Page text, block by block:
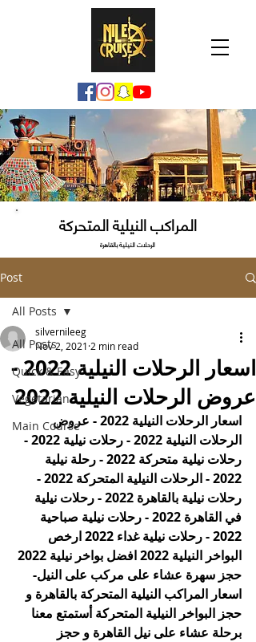
المراكب النيلية المتحركة
الرحلات النيلية بالقاهرة
Post
All Posts
Quick & Easy
Vegetarian
Main Course
All Posts
اسعار الرحلات النيلية 2022 -
عروض الرحلات النيلية 2022
silvernileeg
Nov 2, 2021 2 min read
اسعار الرحلات النيلية 2022 - عروض
الرحلات النيلية 2022 - رحلات نيلية 2022 -
رحلات نيلية متحركة 2022 - رحلة نيلية
2022 - الرحلات النيلية المتحركة 2022 -
رحلات نيلية بالقاهرة 2022 - رحلات نيلية
في القاهرة 2022 - رحلات نيلية صباحية
2022 - رحلات نيلية غداء 2022 ارخص
حجز سهرة عشاء على مركب على النيل-
اسعار المراكب النيلية المتحركة بالقاهرة و
حجز البواخر النيلية المتحركة أستمتع معنا
برحلة عشاء على نيل القاهرة و حجز